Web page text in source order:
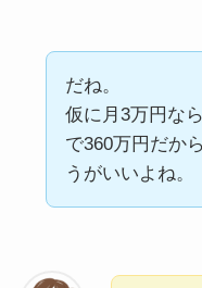
だね。
仮に月3万円な
で360万円だか
うがいいよね。